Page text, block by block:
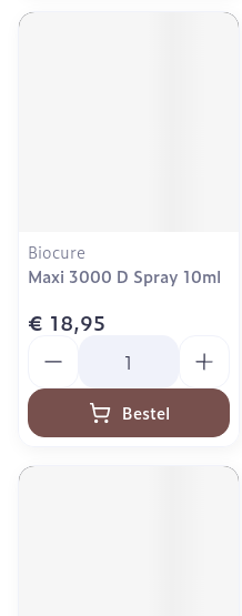
Biocure
Maxi 3000 D Spray 10ml
€ 18,95
Bestel